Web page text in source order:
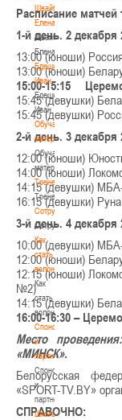
Швайбович
Елена
Швайбович
Елена
Едешко
Иван
Едешко
Иван
Обучающие
материалы
Обучающие
материалы
Тренерам
Тренерам
Сотрудничество
Сотрудничество
Как
стать
волонтером
Как
стать
волонтером
Спонсоры
и
партнеры
Спонсоры
и
партнеры
Школы
Расписание
1-й день. 2 декабря
13:00 (юноши)
13:00 (юноши)
15:00-15:15
15:45 (девушки)
15:45 (девушки)
2-й день. 3 декабря
12:00 (юноши)
14:00 (юноши)
14:15 (девушки)
16:15 (девушки)
3-й день. 4 декабря
10:00 (девушки)
12:00 (юноши)
12:15 (юноши)
№2)
14:15 (девушки)
16:00-16:30 –
Место
«МИНСК».
Белорусская
«SPORT-TV.BY»
СПРАВОЧНО: